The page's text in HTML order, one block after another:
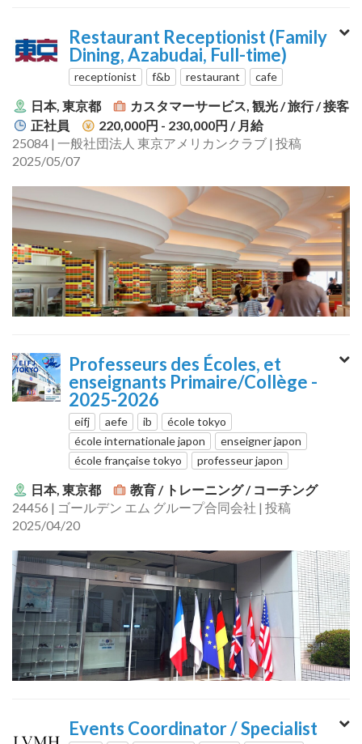
Restaurant Receptionist (Family
Dining, Azabudai, Full-time)
receptionist f&b restaurant cafe
日本, 東京都
カスタマーサービス, 観光 / 旅行 / 接客
正社員
220,000円 - 230,000円 / 月給
25084 | 一般社団法人 東京アメリカンクラブ | 投稿
2025/05/07
Professeurs des Écoles, et
enseignants Primaire/Collège -
2025-2026
eifj aefe ib
école tokyo
école internationale japon
enseigner japon
école française tokyo
professeur japon
日本, 東京都
教育 / トレーニング / コーチング
24456 | ゴールデン エム グループ合同会社 | 投稿
2025/04/20
Events Coordinator / Specialist